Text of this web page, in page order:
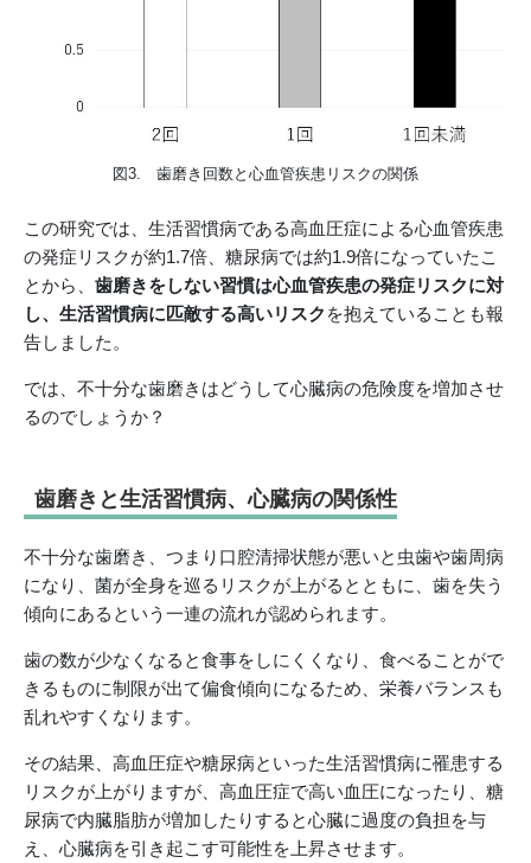
図3. 歯磨き回数と心血管疾患リスクの関係
この研究では、生活習慣病である高血圧症による心血管疾患
の発症リスクが約1.7倍、糖尿病では約1.9倍になっていたこ
とから、 歯磨きをしない習慣は心血管疾患の発症リスクに対
し、生活習慣病に匹敵する高いリスク を抱えていることも報
告しました。
では、不十分な歯磨きはどうして心臓病の危険度を増加させ
るのでしょうか？
歯磨きと生活習慣病、心臓病の関係性
不十分な歯磨き、つまり口腔清掃状態が悪いと虫歯や歯周病
になり、菌が全身を巡るリスクが上がるとともに、歯を失う
傾向にあるという一連の流れが認められます。
歯の数が少なくなると食事をしにくくなり、食べることがで
きるものに制限が出て偏食傾向になるため、栄養バランスも
乱れやすくなります。
その結果、高血圧症や糖尿病といった生活習慣病に罹患する
リスクが上がりますが、高血圧症で高い血圧になったり、糖
尿病で内臓脂肪が増加したりすると心臓に過度の負担を与
え、心臓病を引き起こす可能性を上昇させます。